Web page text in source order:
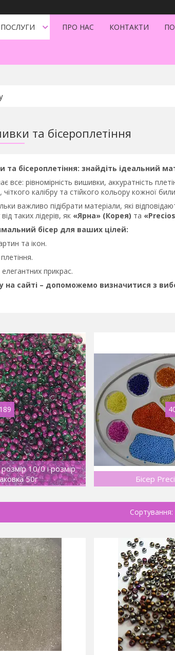
ПРО НАС КОНТАКТИ
та бісероплетіння
та бісероплетіння: знайдіть ідеальний
все: рівномірність вишивки, аккуратність
чіткого калібру та стійкого кольору кожної
важливо підібрати матеріали, які
таких лідерів, як «Ярна» (Корея) та
бісер для ваших цілей:
та ікон.
прикрас.
на сайті – допоможемо визначитися з
189
10/0 і розмір
50г
Бісер